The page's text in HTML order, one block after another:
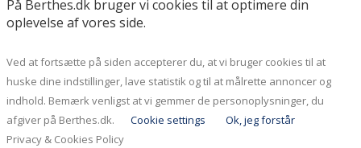
På Berthes.dk bruger vi cookies til at optimere din
oplevelse af vores side.
Ved at fortsætte på siden accepterer du, at vi bruger cookies til at
huske dine indstillinger, lave statistik og til at målrette annoncer og
indhold. Bemærk venligst at vi gemmer de personoplysninger, du
afgiver på Berthes.dk.
Cookie settings
Ok, jeg forstår
Privacy & Cookies Policy